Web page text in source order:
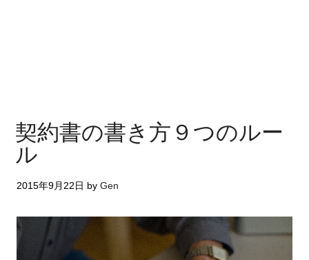
契約書の書き方９つのルー
ル
2015年9月22日 byGen